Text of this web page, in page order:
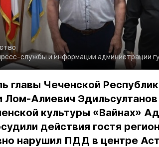
службы и информации администрации
главы Чеченской
Лом-Алиевич
культуры «Вайнах»
действия гостя
нарушил ПДД в центре